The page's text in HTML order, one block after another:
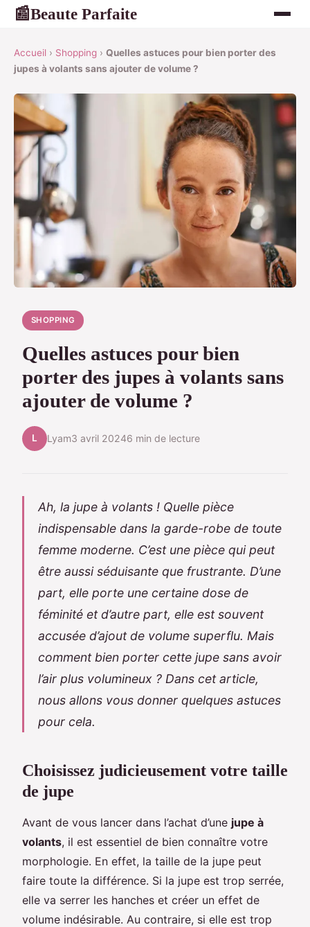
📰Beaute Parfaite
Accueil › Shopping › Quelles astuces pour bien porter des
jupes à volants sans ajouter de volume ?
SHOPPING
Quelles astuces pour bien
porter des jupes à volants sans
ajouter de volume ?
L Lyam3 avril 20246 min de lecture
Ah, la jupe à volants ! Quelle pièce
indispensable dans la garde-robe de toute
femme moderne. C’est une pièce qui peut
être aussi séduisante que frustrante. D’une
part, elle porte une certaine dose de
féminité et d’autre part, elle est souvent
accusée d’ajout de volume superflu. Mais
comment bien porter cette jupe sans avoir
l’air plus volumineux ? Dans cet article,
nous allons vous donner quelques astuces
pour cela.
Choisissez judicieusement votre taille
de jupe
Avant de vous lancer dans l’achat d’une jupe à
volants, il est essentiel de bien connaître votre
morphologie. En effet, la taille de la jupe peut
faire toute la différence. Si la jupe est trop serrée,
elle va serrer les hanches et créer un effet de
volume indésirable. Au contraire, si elle est trop